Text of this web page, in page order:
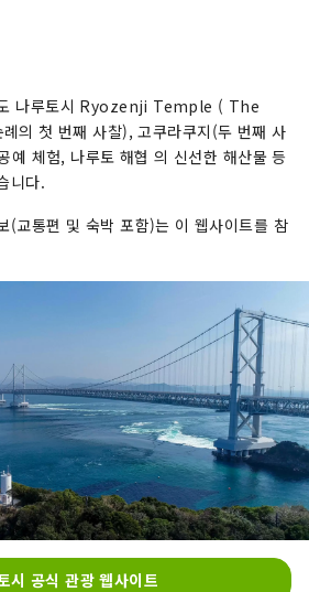
나메와 같이(마치 잠자리의 교미인
)」라고 시전하고 있다 합니다. 지
자리의 교미와 같은 형태(하트의
보이고, 또 만엽집에서는 나루토
루토 의 어딘가에 하트의 형태를 한
.
형의 섬 「카가시마」가 마음 편한 시
인트가 되어 가면 좋겠습니다. 덧붙여
도는 일년에 1번, 용궁제(바다의 안전
나 대어를 기도하는 신사)가 집행되
며, 신성한 장소로서 숭배되어 소중
있기 때문에, 상륙은 금지입니다.
가미시마의 주변은 어업이 번성한 곳
양식 筏이나 낚싯배가 많아, 배도 자
하고 있기 때문에, 안전상의 관점에
저 보트나 카누등에서의 항행은 삼
세요.
도 나루토시 Ryozenji Temple ( The
첫 번째 사찰), 고쿠라쿠지(두 번째 사
예 체험, 나루토 해협 의 신선한 해산물 등
니다.
(교통편 및 숙박 포함)는 이 웹사이트를 참
시 공식 관광 웹사이트